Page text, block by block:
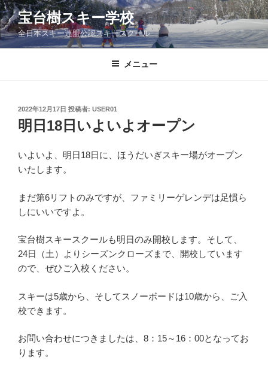
コ
ン
テ
ン
宝台樹スキー学校
全日本スキー連盟公認スキースクール
メニュー
投
稿
日:
2022年12月17日 投稿者: USER01
明日18日いよいよオープン
いよいよ、明日18日に、ほうだいぎスキー場がオープン
いたします。
まだ第6リフトのみですが、ファミリーゲレンデは足慣ら
しにいいですよ。
宝台樹スキースクールも明日のみ開校します。そして、
24日（土）よりシーズンクローズまで、開校しています
ので、ぜひご入校ください。
スキーは5歳から、そしてスノーボードは10歳から、ご入
校できます。
お問い合わせにつきましたは、8：15～16：00となってお
ります。